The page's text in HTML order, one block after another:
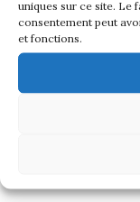
uniques sur ce site. Le
consentement peut
et fonctions.